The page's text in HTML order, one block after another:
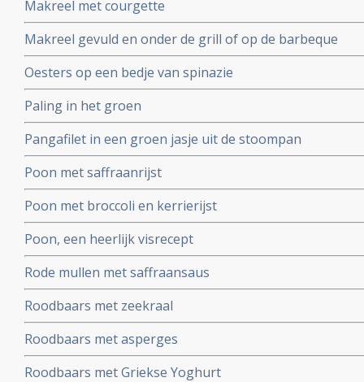
Makreel met courgette
Makreel gevuld en onder de grill of op de barbeque
Oesters op een bedje van spinazie
Paling in het groen
Pangafilet in een groen jasje uit de stoompan
Poon met saffraanrijst
Poon met broccoli en kerrierijst
Poon, een heerlijk visrecept
Rode mullen met saffraansaus
Roodbaars met zeekraal
Roodbaars met asperges
Roodbaars met Griekse Yoghurt